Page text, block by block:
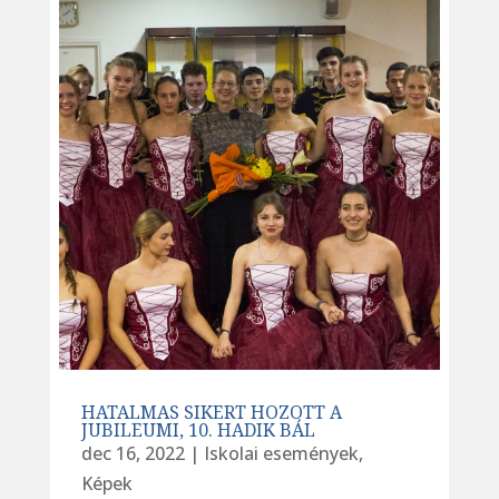
HATALMAS SIKERT HOZOTT A
JUBILEUMI, 10. HADIK BÁL
dec 16, 2022| Iskolai események,
Képek